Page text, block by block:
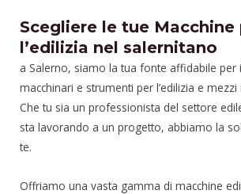
Scegliere le tue Macchine
l’edilizia nel salernitano
a Salerno, siamo la tua fonte affidabile per
macchinari e strumenti per l’edilizia e
Che tu sia un professionista del settore
sta lavorando a un progetto, abbiamo la
te.
Offriamo una vasta gamma di macchine